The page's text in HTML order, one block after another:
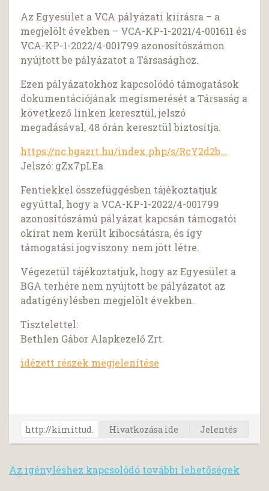
Az Egyesület a VCA pályázati kiírásra – a
megjelölt években – VCA-KP-1-2021/4-001611 és
VCA-KP-1-2022/4-001799 azonosítószámon
nyújtott be pályázatot a Társasághoz.
Ezen pályázatokhoz kapcsolódó támogatások
dokumentációjának megismerését a Társaság a
következő linken keresztül, jelszó
megadásával, 48 órán keresztül biztosítja.
https://nc.bgazrt.hu/index.php/s/RcY2d2b...
Jelszó: gZx7pLEa
Fentiekkel összefüggésben tájékoztatjuk
egyúttal, hogy a VCA-KP-1-2022/4-001799
azonosítószámú pályázat kapcsán támogatói
okirat nem került kibocsátásra, és így
támogatási jogviszony nem jött létre.
Végezetül tájékoztatjuk, hogy az Egyesület a
BGA terhére nem nyújtott be pályázatot az
adatigénylésben megjelölt években.
Tisztelettel:
Bethlen Gábor Alapkezelő Zrt.
idézett részek megjelenítése
Hivatkozása ide Jelentés
Az igényléshez kapcsolódó további lehetőségek